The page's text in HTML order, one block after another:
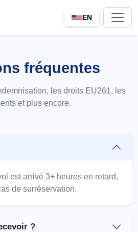
EN
fréquentes
les droits EU261, les
et plus encore.
est arrivé 3+ heures en retard,
de surréservation.
?